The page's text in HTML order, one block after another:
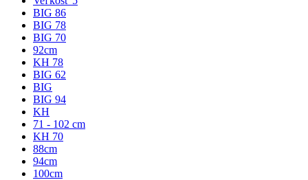
BIG 86
BIG 78
BIG 70
92cm
KH 78
BIG 62
BIG
BIG 94
KH
71 - 102 cm
KH 70
88cm
94cm
100cm